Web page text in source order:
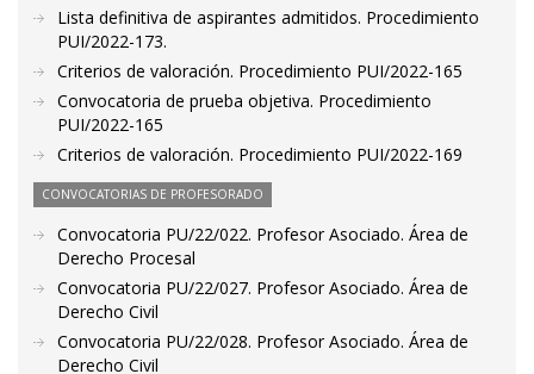
Lista definitiva de aspirantes admitidos. Procedimiento
PUI/2022-173.
Criterios de valoración. Procedimiento PUI/2022-165
Convocatoria de prueba objetiva. Procedimiento
PUI/2022-165
Criterios de valoración. Procedimiento PUI/2022-169
CONVOCATORIAS DE PROFESORADO
Convocatoria PU/22/022. Profesor Asociado. Área de
Derecho Procesal
Convocatoria PU/22/027. Profesor Asociado. Área de
Derecho Civil
Convocatoria PU/22/028. Profesor Asociado. Área de
Derecho Civil